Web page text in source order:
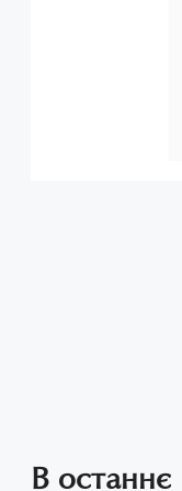
В останнє